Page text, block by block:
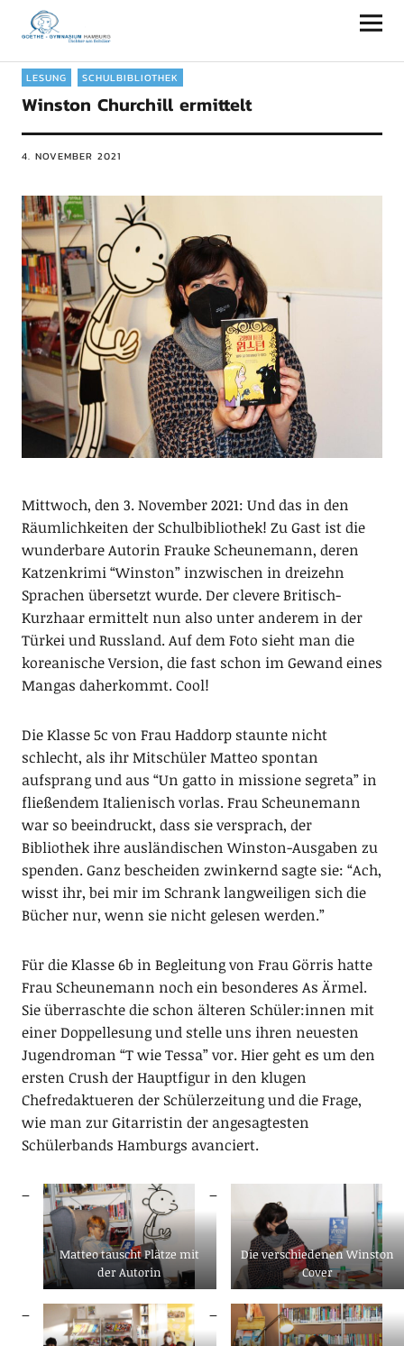
Goethe-Gymnasium Hamburg
LESUNG SCHULBIBLIOTHEK
Winston Churchill ermittelt
4. NOVEMBER 2021
Mittwoch, den 3. November 2021: Und das in den
Räumlichkeiten der Schulbibliothek! Zu Gast ist die
wunderbare Autorin Frauke Scheunemann, deren
Katzenkrimi “Winston” inzwischen in dreizehn
Sprachen übersetzt wurde. Der clevere Britisch-
Kurzhaar ermittelt nun also unter anderem in der
Türkei und Russland. Auf dem Foto sieht man die
koreanische Version, die fast schon im Gewand eines
Mangas daherkommt. Cool!
Die Klasse 5c von Frau Haddorp staunte nicht
schlecht, als ihr Mitschüler Matteo spontan
aufsprang und aus “Un gatto in missione segreta” in
fließendem Italienisch vorlas. Frau Scheunemann
war so beeindruckt, dass sie versprach, der
Bibliothek ihre ausländischen Winston-Ausgaben zu
spenden. Ganz bescheiden zwinkernd sagte sie: “Ach,
wisst ihr, bei mir im Schrank langweiligen sich die
Bücher nur, wenn sie nicht gelesen werden.”
Für die Klasse 6b in Begleitung von Frau Görris hatte
Frau Scheunemann noch ein besonderes As Ärmel.
Sie überraschte die schon älteren Schüler:innen mit
einer Doppellesung und stelle uns ihren neuesten
Jugendroman “T wie Tessa” vor. Hier geht es um den
ersten Crush der Hauptfigur in den klugen
Chefredaktueren der Schülerzeitung und die Frage,
wie man zur Gitarristin der angesagtesten
Schülerbands Hamburgs avanciert.
Matteo tauscht Plätze mit
der Autorin
Die verschiedenen Winston
Cover